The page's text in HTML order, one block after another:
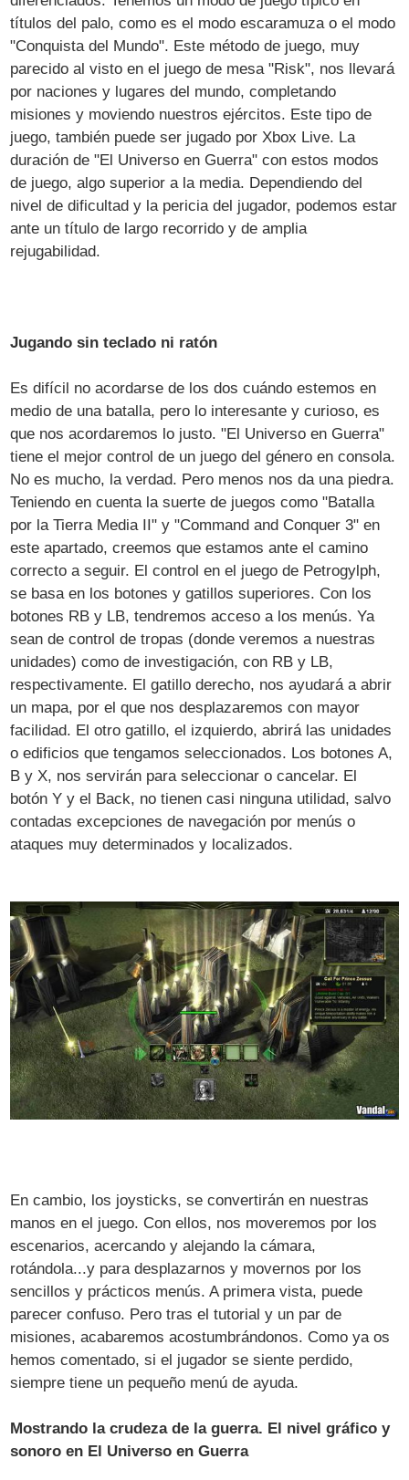
títulos del palo, como es el modo escaramuza o el modo
"Conquista del Mundo". Este método de juego, muy
parecido al visto en el juego de mesa "Risk", nos llevará
por naciones y lugares del mundo, completando
misiones y moviendo nuestros ejércitos. Este tipo de
juego, también puede ser jugado por Xbox Live. La
duración de "El Universo en Guerra" con estos modos
de juego, algo superior a la media. Dependiendo del
nivel de dificultad y la pericia del jugador, podemos estar
ante un título de largo recorrido y de amplia
rejugabilidad.
Jugando sin teclado ni ratón
Es difícil no acordarse de los dos cuándo estemos en
medio de una batalla, pero lo interesante y curioso, es
que nos acordaremos lo justo. "El Universo en Guerra"
tiene el mejor control de un juego del género en consola.
No es mucho, la verdad. Pero menos nos da una piedra.
Teniendo en cuenta la suerte de juegos como "Batalla
por la Tierra Media II" y "Command and Conquer 3" en
este apartado, creemos que estamos ante el camino
correcto a seguir. El control en el juego de Petrogylph,
se basa en los botones y gatillos superiores. Con los
botones RB y LB, tendremos acceso a los menús. Ya
sean de control de tropas (donde veremos a nuestras
unidades) como de investigación, con RB y LB,
respectivamente. El gatillo derecho, nos ayudará a abrir
un mapa, por el que nos desplazaremos con mayor
facilidad. El otro gatillo, el izquierdo, abrirá las unidades
o edificios que tengamos seleccionados. Los botones A,
B y X, nos servirán para seleccionar o cancelar. El
botón Y y el Back, no tienen casi ninguna utilidad, salvo
contadas excepciones de navegación por menús o
ataques muy determinados y localizados.
En cambio, los joysticks, se convertirán en nuestras
manos en el juego. Con ellos, nos moveremos por los
escenarios, acercando y alejando la cámara,
rotándola...y para desplazarnos y movernos por los
sencillos y prácticos menús. A primera vista, puede
parecer confuso. Pero tras el tutorial y un par de
misiones, acabaremos acostumbrándonos. Como ya os
hemos comentado, si el jugador se siente perdido,
siempre tiene un pequeño menú de ayuda.
Mostrando la crudeza de la guerra. El nivel gráfico y
sonoro en El Universo en Guerra